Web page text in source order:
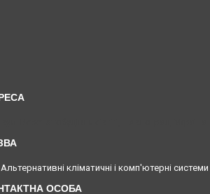
Альтернативні кліматичні і комп'ютерні системи